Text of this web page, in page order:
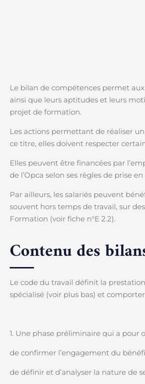
Le bilan de compétences permet
ainsi que leurs aptitudes et leurs
projet de formation.
Les actions permettant de réaliser
ce titre, elles doivent respecter
Elles peuvent être financées par
de l’Opca selon ses règles de prise
Par ailleurs, les salariés peuvent
souvent hors temps de travail, sur
Formation (voir fiche n°E 2.2).
Contenu des
Le code du travail définit la
spécialisé (voir plus bas) et
1. Une phase préliminaire qui a pour
de confirmer l’engagement du
de définir et d’analyser la nature de